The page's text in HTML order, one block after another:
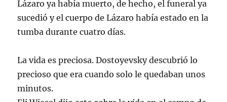
Lázaro ya había muerto, de hecho, el funeral ya
sucedió y el cuerpo de Lázaro había estado en la
tumba durante cuatro días.
La vida es preciosa. Dostoyevsky descubrió lo
precioso que era cuando solo le quedaban unos
minutos.